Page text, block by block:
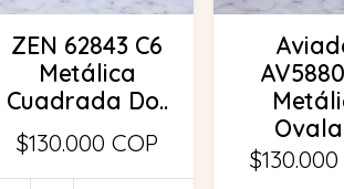
ZEN 62843 C6
Metálica
Cuadrada Do..
$130.000 COP